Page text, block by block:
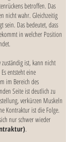
betroffen. Das
nicht wahr. Gleichzeitig
sein. Das bedeutet, dass
in welcher Position
ist, kann nicht
entsteht eine
im Bereich des
Seite ist deutlich zu
verkürzen Muskeln
Kontraktur ist die Folge.
nur schwer wieder
.